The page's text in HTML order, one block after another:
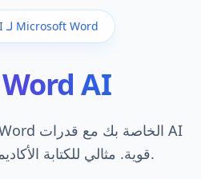
Sally
Free 🎁
مساعد AI لـ Microsoft Word
AI
قوية. مثالي للكتابة الأكاديمية والتقنية والمهنية.